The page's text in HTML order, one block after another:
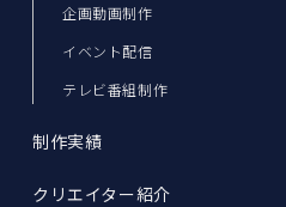
企画動画制作
イベント配信
テレビ番組制作
制作実績
クリエイター紹介